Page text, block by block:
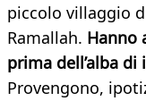
piccolo villaggio
Ramallah. Hanno
prima dell’alba
Provengono,